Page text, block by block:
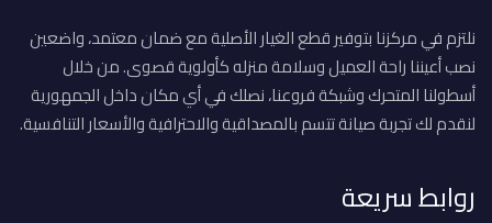
نلتزم في مركزنا بتوفير قطع الغيار الأصلية مع ضمان معتمد، واضعين
نصب أعيننا راحة العميل وسلامة منزله كأولوية قصوى. من خلال
أسطولنا المتحرك وشبكة فروعنا، نصلك في أي مكان داخل الجمهورية
لنقدم لك تجربة صيانة تتسم بالمصداقية والاحترافية والأسعار التنافسية.
روابط سريعة